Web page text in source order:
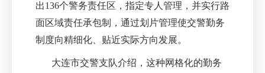
出136个警务责任区，指定专人管理，并实行路
面区域责任承包制，通过划片管理使交警勤务
制度向精细化、贴近实际方向发展。
大连市交警支队介绍，这种网格化的勤务